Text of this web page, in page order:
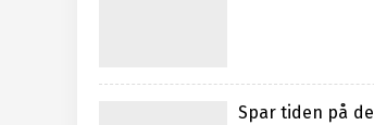
Spar tiden på de